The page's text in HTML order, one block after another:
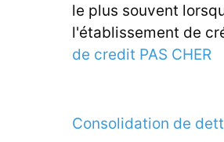
le plus souvent
l'établissement de
de credit PAS CHER
Consolidation de